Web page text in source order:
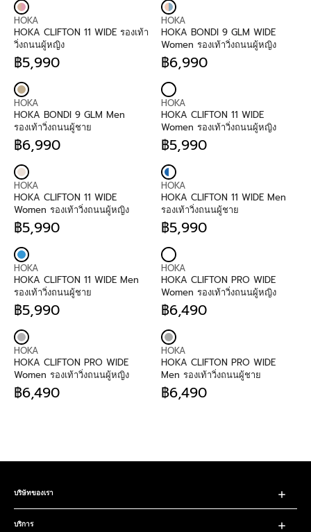
9
0
9
0
I
C
E
฿
6
,
9
0
I
C
E
฿
6
,
9
0
:G
U
L
A
R
P
I
C
E
฿
6
,
9
0
:G
U
L
A
R
P
I
C
E
฿
6
,
9
0
V
E
N
D
O
:
HOKA
HOKA CLIFTON 11 WIDE รองเท้า
วิ่งถนนผู้หญิง
R
G
U
L
A
R
P
I
C
E
฿
5
,
9
0
฿5,990
V
E
N
D
O
:
HOKA
HOKA BONDI 9 GLM WIDE
Women รองเท้าวิ่งถนนผู้หญิง
R
G
U
L
A
R
P
I
C
E
฿
6
,
9
0
฿6,990
V
E
N
D
O
:
HOKA
HOKA BONDI 9 GLM Men
รองเท้าวิ่งถนนผู้ชาย
R
G
U
L
A
R
P
I
C
E
฿
6
,
9
0
฿6,990
V
E
N
D
O
:
HOKA
HOKA CLIFTON 11 WIDE
Women รองเท้าวิ่งถนนผู้หญิง
R
G
U
L
A
R
P
I
C
E
฿
5
,
9
0
฿5,990
V
E
N
D
O
:
HOKA
HOKA CLIFTON 11 WIDE
Women รองเท้าวิ่งถนนผู้หญิง
R
G
U
L
A
R
P
I
C
E
฿
5
,
฿5,990
V
E
N
D
O
:
HOKA
HOKA CLIFTON 11 WIDE Men
รองเท้าวิ่งถนนผู้ชาย
R
G
U
L
A
R
P
I
C
E
฿
5
,
฿5,990
V
E
N
D
O
:
HOKA
HOKA CLIFTON 11 WIDE Men
รองเท้าวิ่งถนนผู้ชาย
R
G
U
L
A
R
P
9
฿5,990
V
E
N
D
O
:
HOKA
HOKA CLIFTON PRO WIDE
Women รองเท้าวิ่งถนนผู้หญิง
R
G
U
L
A
R
P
฿6,490
V
E
N
D
O
HOKA
HOKA CLIFTON PRO WIDE
Women รองเท้าวิ่งถนนผู้หญิง
R
R
E
฿6,490
V
E
N
D
O
HOKA
HOKA CLIFTON PRO WIDE
Men รองเท้าวิ่งถนนผู้ชาย
R
฿6,490
บริษัทของเรา
บริการ